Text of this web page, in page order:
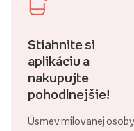
Stiahnite si
aplikáciu a
nakupujte
pohodlnejšie!
Úsmev milovanej